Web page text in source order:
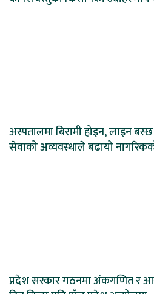
अस्पतालमा बिरामी होइन, लाइन बस्छ
सेवाको अव्यवस्थाले बढायो
प्रदेश सरकार गठनमा अंकगणित र